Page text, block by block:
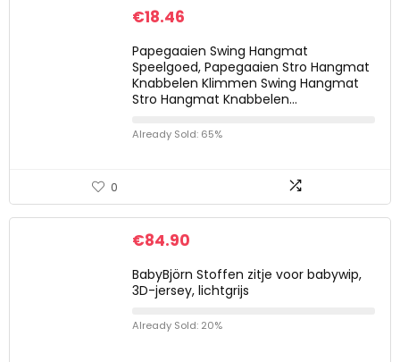
€18.46
Papegaaien Swing Hangmat
Speelgoed, Papegaaien Stro Hangmat
Knabbelen Klimmen Swing Hangmat
Stro Hangmat Knabbelen…
Already Sold: 65%
0
€84.90
BabyBjörn Stoffen zitje voor babywip,
3D-jersey, lichtgrijs
Already Sold: 20%